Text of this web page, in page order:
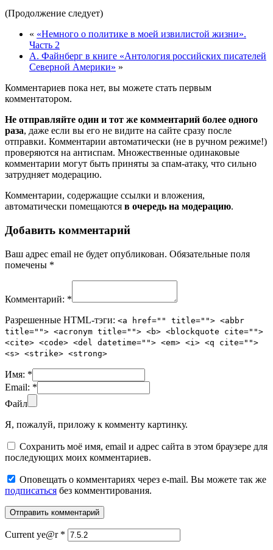
(Продолжение следует)
« «Немного о политике в моей извилистой жизни».
Часть 2
А. Файнберг в книге «Антология российских писателей
Северной Америки» »
Комментариев пока нет, вы можете стать первым
комментатором.
Не отправляйте один и тот же комментарий более одного
раза, даже если вы его не видите на сайте сразу после
отправки. Комментарии автоматически (не в ручном режиме!)
проверяются на антиспам. Множественные одинаковые
комментарии могут быть приняты за спам-атаку, что сильно
затрудняет модерацию.
Комментарии, содержащие ссылки и вложения,
автоматически помещаются в очередь на модерацию.
Добавить комментарий
Ваш адрес email не будет опубликован. Обязательные поля
помечены *
Комментарий: *
Разрешенные HTML-тэги: <a href="" title=""> <abbr
title=""> <acronym title=""> <b> <blockquote cite="">
<cite> <code> <del datetime=""> <em> <i> <q cite="">
<s> <strike> <strong>
Имя: *
Email: *
Файл
Я, пожалуй, приложу к комменту картинку.
Сохранить моё имя, email и адрес сайта в этом браузере для
последующих моих комментариев.
Оповещать о комментариях через e-mail. Вы можете так же
подписаться без комментирования.
Current ye@r *